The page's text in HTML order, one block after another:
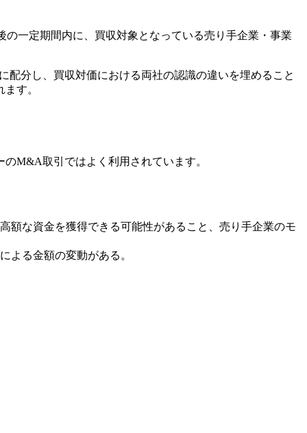
一定期間内に、買収対象となっている売り手企業・事業
分し、買収対価における両社の認識の違いを埋めること
す。
M&A取引ではよく利用されています。
額な資金を獲得できる可能性があること、売り手企業のモ
よる金額の変動がある。